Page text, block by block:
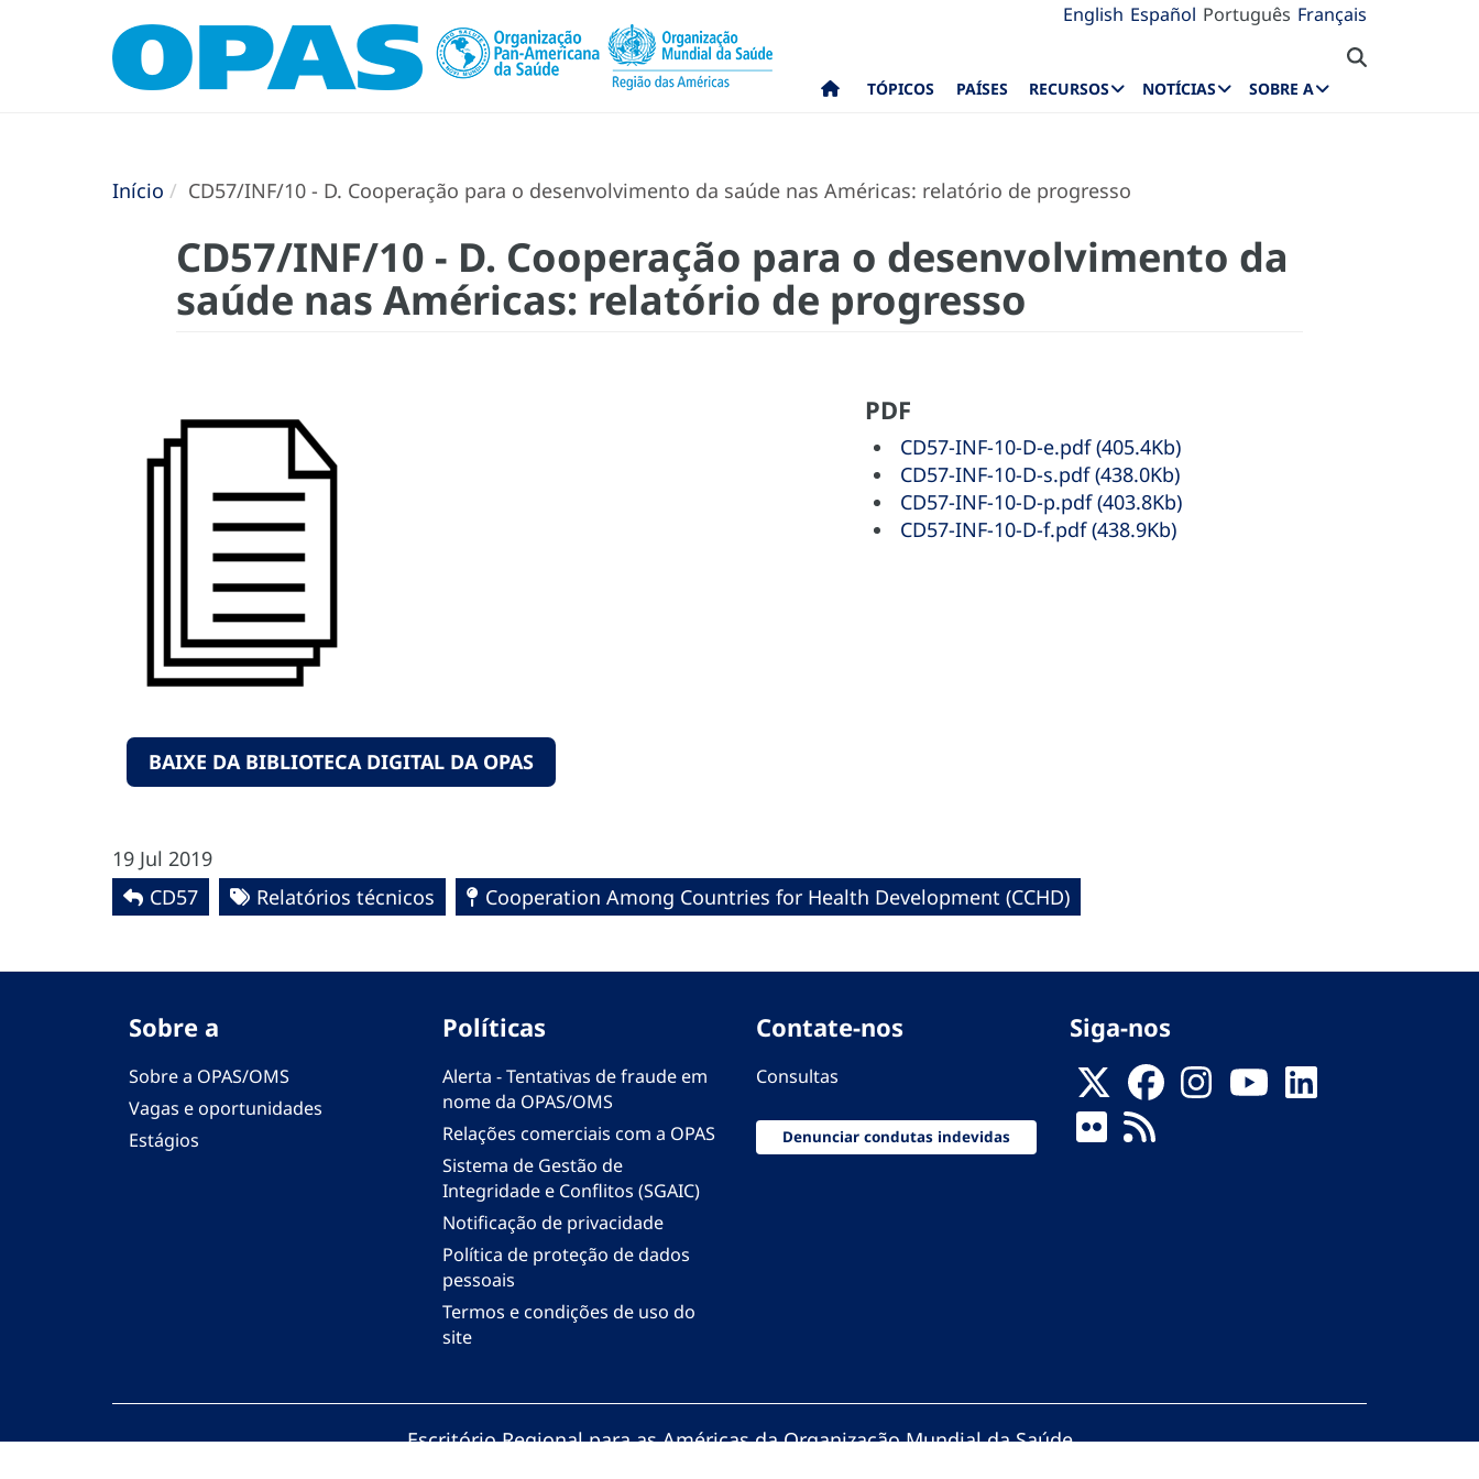
English Español Português Français
TÓPICOS PAÍSES RECURSOS NOTÍCIAS SOBRE A
Início CD57/INF/10 - D. Cooperação para o desenvolvimento da saúde nas Américas: relatório de progresso
CD57/INF/10 - D. Cooperação para o desenvolvimento da
saúde nas Américas: relatório de progresso
BAIXE DA BIBLIOTECA DIGITAL DA OPAS
PDF
CD57-INF-10-D-e.pdf (405.4Kb)
CD57-INF-10-D-s.pdf (438.0Kb)
CD57-INF-10-D-p.pdf (403.8Kb)
CD57-INF-10-D-f.pdf (438.9Kb)
19 Jul 2019
CD57
Relatórios técnicos Cooperation Among Countries for Health Development (CCHD)
Sobre a
Sobre a OPAS/OMS
Vagas e oportunidades
Estágios
Políticas
Alerta - Tentativas de fraude em
nome da OPAS/OMS
Relações comerciais com a OPAS
Sistema de Gestão de
Integridade e Conflitos (SGAIC)
Notificação de privacidade
Política de proteção de dados
pessoais
Termos e condições de uso do
site
Contate-nos
Consultas
Denunciar condutas indevidas
Siga-nos
Escritório Regional para as Américas da Organização Mundial da Saúde